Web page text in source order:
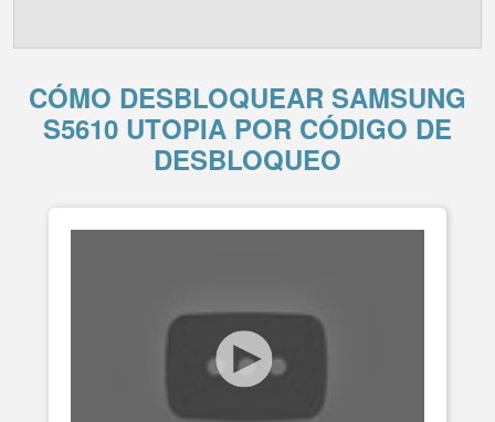
CÓMO DESBLOQUEAR SAMSUNG
S5610 UTOPIA POR CÓDIGO DE
DESBLOQUEO